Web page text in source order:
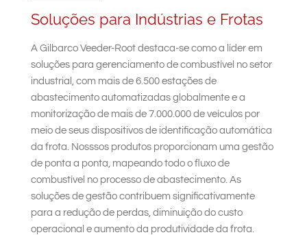
Soluções para Indústrias e Frotas
A Gilbarco Veeder-Root destaca-se como a líder em
soluções para gerenciamento de combustível no setor
industrial, com mais de 6.500 estações de
abastecimento automatizadas globalmente e a
monitorização de mais de 7.000.000 de veículos por
meio de seus dispositivos de identificação automática
da frota. Nosssos produtos proporcionam uma gestão
de ponta a ponta, mapeando todo o fluxo de
combustível no processo de abastecimento. As
soluções de gestão contribuem significativamente
para a redução de perdas, diminuição do custo
operacional e aumento da produtividade da frota.